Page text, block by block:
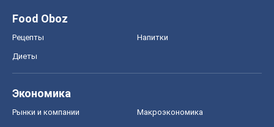
Food Oboz
Рецепты Напитки
Диеты
Экономика
Рынки и компании Mакроэкономика